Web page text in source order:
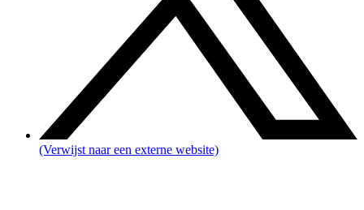
(Verwijst naar een externe website)